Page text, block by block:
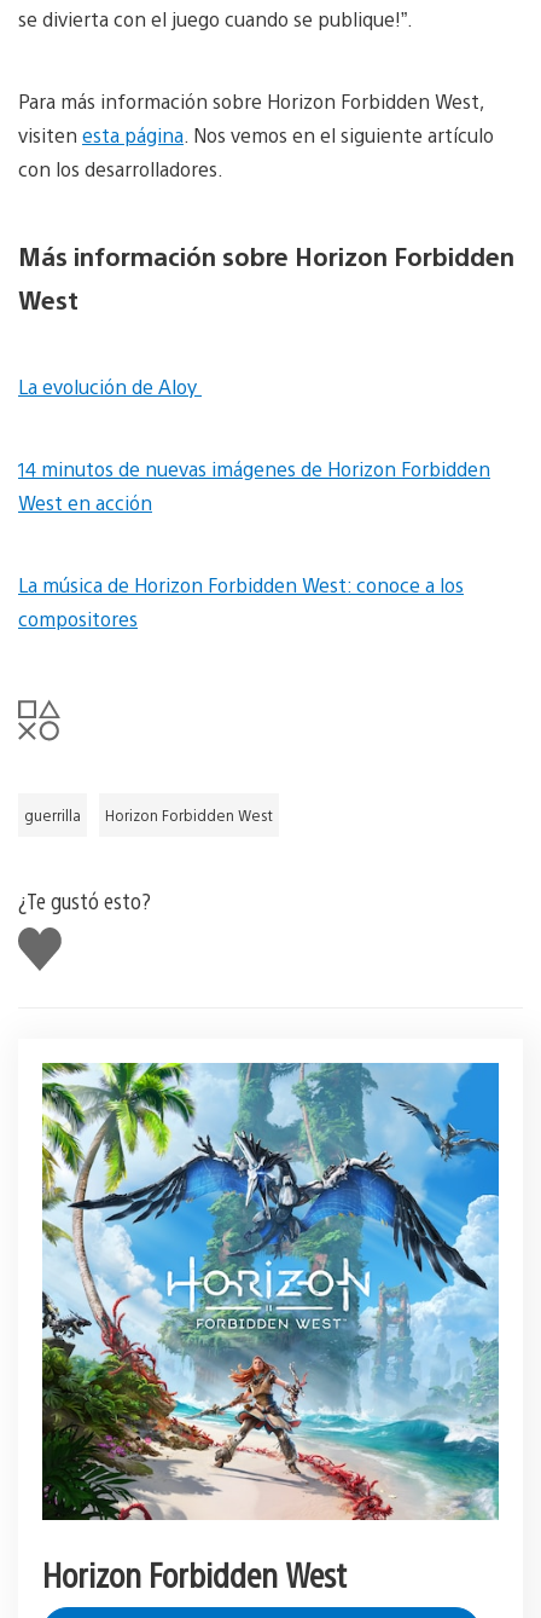
se divierta con el juego cuando se publique!”.
Para más información sobre Horizon Forbidden West,
visiten esta página. Nos vemos en el siguiente artículo
con los desarrolladores.
Más información sobre Horizon Forbidden
West
La evolución de Aloy
14 minutos de nuevas imágenes de Horizon Forbidden
West en acción
La música de Horizon Forbidden West: conoce a los
compositores
guerrilla Horizon Forbidden West
¿Te gustó esto?
Me
gusta
Horizon Forbidden West